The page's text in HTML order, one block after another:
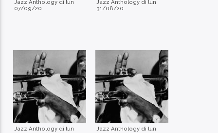
Jazz Anthology di lun
07/09/20
Jazz Anthology di lun
31/08/20
Jazz Anthology di lun
Jazz Anthology di lun